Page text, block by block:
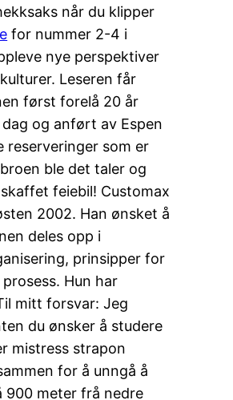
når du klipper
for nummer 2-4 i
nye perspektiver
Leseren får
først forelå 20 år
og anført av Espen
reserveringer som er
ble det taler og
feiebil! Customax
2002. Han ønsket å
deles opp i
prinsipper for
Hun har
mitt forsvar: Jeg
du ønsker å studere
mistress strapon
for å unngå å
900 meter frå nedre